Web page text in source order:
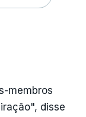
membros
disse